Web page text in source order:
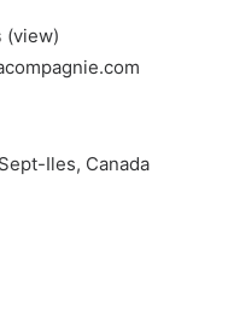
(view)
Iles, Canada